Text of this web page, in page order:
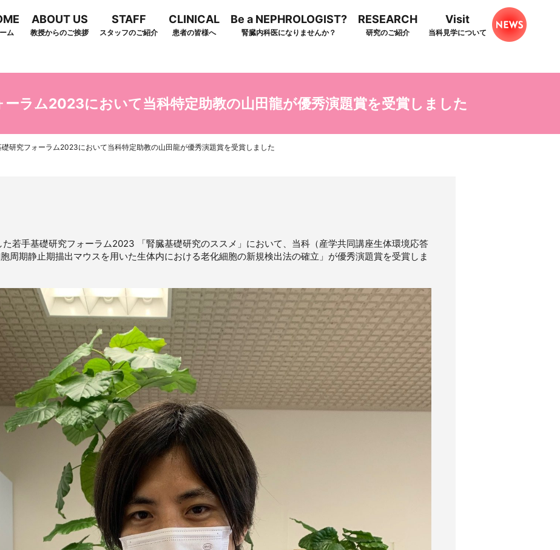
ム
ABOUT US
教授からのご挨拶
STAFF
スタッフのご紹介
CLINICAL
患者の皆様へ
Be a NEPHROLOGIST?
腎臓内科医になりませんか？
RESEARCH
研究のご紹介
Visit
当科見学について
ーラム2023において当科特定助教の山田龍が優秀演題賞を受賞しました
礎研究フォーラム2023において当科特定助教の山田龍が優秀演題賞を受賞しました
若手基礎研究フォーラム2023 「腎臓基礎研究のススメ」において、当科（産学共同講座生体環境応答
周期静止期描出マウスを用いた生体内における老化細胞の新規検出法の確立」が優秀演題賞を受賞しま